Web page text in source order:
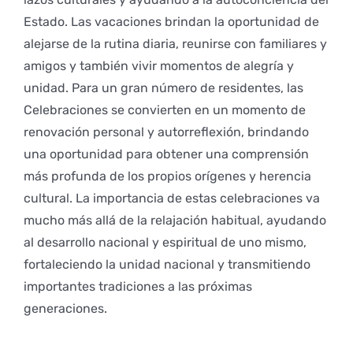
Estado. Las vacaciones brindan la oportunidad de
alejarse de la rutina diaria, reunirse con familiares y
amigos y también vivir momentos de alegría y
unidad. Para un gran número de residentes, las
Celebraciones se convierten en un momento de
renovación personal y autorreflexión, brindando
una oportunidad para obtener una comprensión
más profunda de los propios orígenes y herencia
cultural. La importancia de estas celebraciones va
mucho más allá de la relajación habitual, ayudando
al desarrollo nacional y espiritual de uno mismo,
fortaleciendo la unidad nacional y transmitiendo
importantes tradiciones a las próximas
generaciones.